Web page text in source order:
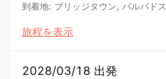
到着地: ブリッジタウン, バルバドス
旅程を表示
2028/03/18 出発